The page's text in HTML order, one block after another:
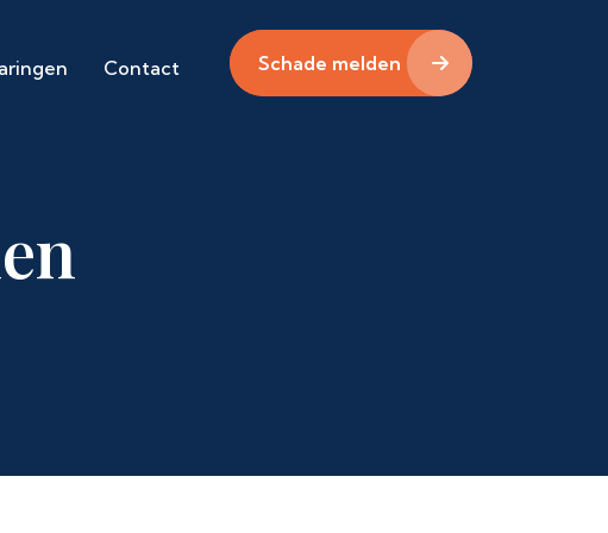
Contact Schade melden